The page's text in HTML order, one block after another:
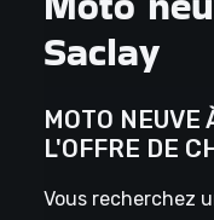
Saclay
MOTO NEUVE
L'OFFRE DE
Vous recherchez